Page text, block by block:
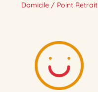
Domicile / Point Retrait